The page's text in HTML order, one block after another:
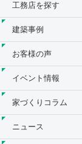
工務店を探す
建築事例
お客様の声
イベント情報
家づくりコラム
ニュース